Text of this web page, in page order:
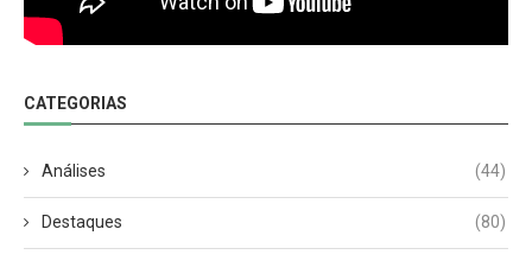
CATEGORIAS
Análises (44)
Destaques (80)